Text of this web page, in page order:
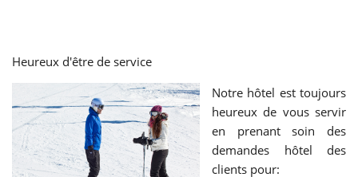
Heureux d'être de service
Notre hôtel est toujours
heureux de vous servir
en prenant soin des
demandes hôtel des
clients pour: